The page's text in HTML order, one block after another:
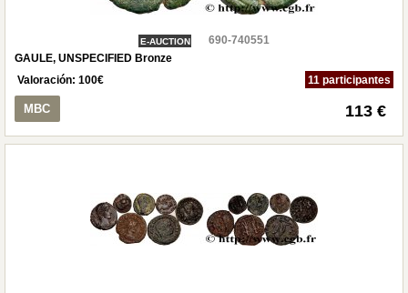
E-AUCTION
690-740551
GAULE, UNSPECIFIED Bronze
Valoración: 100€ 11 participantes
MBC 113 €